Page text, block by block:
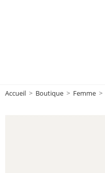
Accueil > Boutique > Femme >